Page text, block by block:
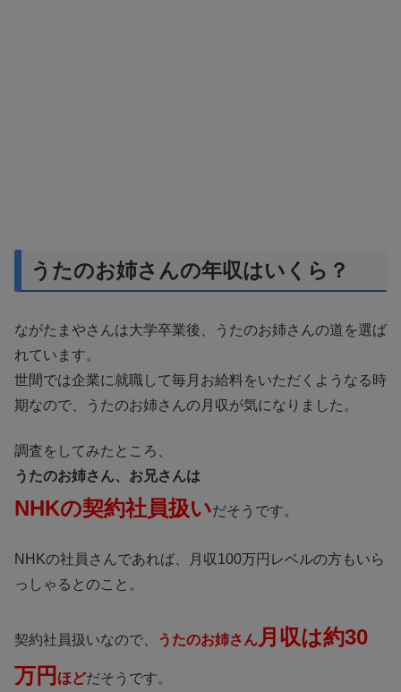
うたのお姉さんの年収はいくら？
ながたまやさんは大学卒業後、うたのお姉さんの道を選ば
れています。
世間では企業に就職して毎月お給料をいただくようなる時
期なので、うたのお姉さんの月収が気になりました。
調査をしてみたところ、
うたのお姉さん、お兄さんは
NHKの契約社員扱いだそうです。
NHKの社員さんであれば、月収100万円レベルの方もいら
っしゃるとのこと。
契約社員扱いなので、 うたのお姉さん 月収は約30
万円 ほどだそうです。